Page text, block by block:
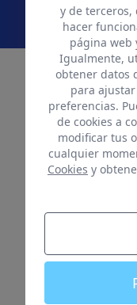
y de terceros,
hacer
página web
Igualmente,
obtener datos
para
preferencias.
de cookies a
modificar tus
cualquier
Cookies y
Antes de
es normal
plataformas